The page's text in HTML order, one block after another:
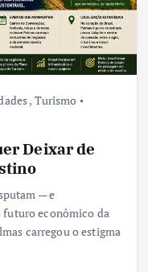
, Turismo
Deixar de
— e
econômico da
carregou o estigma